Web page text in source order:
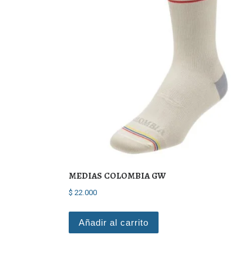
MEDIAS COLOMBIA GW
$ 22.000
Añadir al carrito